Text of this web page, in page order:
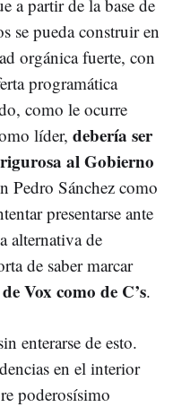
a partir de la base de
se pueda construir en
orgánica fuerte, con
programática
como le ocurre
líder, debería ser
al Gobierno
Pedro Sánchez como
presentarse ante
alternativa de
de saber marcar
Vox como de C’s.
enterarse de esto.
en el interior
poderosísimo